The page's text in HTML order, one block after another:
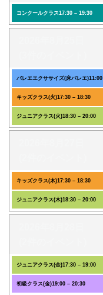
コンクールクラス17:30 – 19:30
バレエエクササイズ(床バレエ)11:00
キッズクラス(火)17:30 – 18:30
ジュニアクラス(火)18:30 – 20:00
キッズクラス(木)17:30 – 18:30
ジュニアクラス(木)18:30 – 20:00
ジュニアクラス(金)17:30 – 19:00
初級クラス(金)19:00 – 20:30